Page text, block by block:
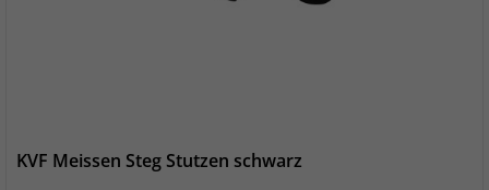
KVF Meissen Steg Stutzen schwarz